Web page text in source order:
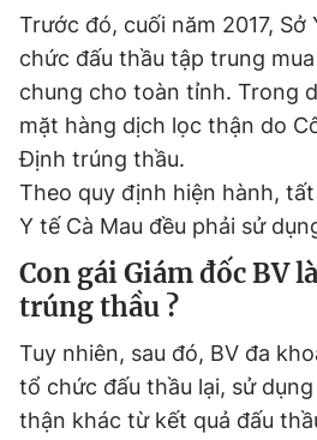
Tiện ích Bạn
Thông tin tòa soạn
Đọc Thanh Niên trên điện thoại
Theo dõi báo trên
Trước đó, cuối năm 2017, Sở
chức đấu thầu tập trung
chung cho toàn tỉnh. Trong
mặt hàng dịch lọc thận do
Định trúng thầu.
Theo quy định hiện hành,
Y tế Cà Mau đều phải sử
Con gái Giám đốc BV
trúng thầu ?
Tuy nhiên, sau đó, BV đa
tổ chức đấu thầu lại, sử
thận khác từ kết quả đấu